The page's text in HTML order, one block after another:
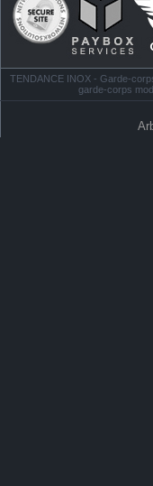
TENDANCE INOX - Garde-
garde-corps